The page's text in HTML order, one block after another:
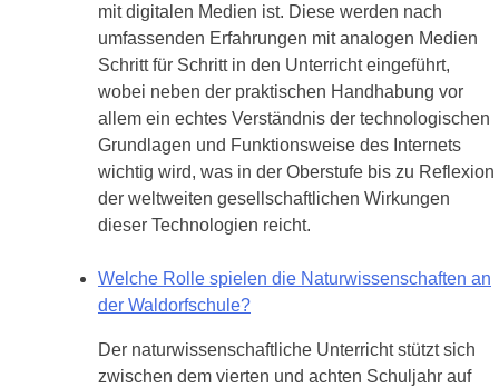
mit digitalen Medien ist. Diese werden nach
umfassenden Erfahrungen mit analogen Medien
Schritt für Schritt in den Unterricht eingeführt,
wobei neben der praktischen Handhabung vor
allem ein echtes Verständnis der technologischen
Grundlagen und Funktionsweise des Internets
wichtig wird, was in der Oberstufe bis zu Reflexion
der weltweiten gesellschaftlichen Wirkungen
dieser Technologien reicht.
Welche Rolle spielen die Naturwissenschaften an
der Waldorfschule?
Der naturwissenschaftliche Unterricht stützt sich
zwischen dem vierten und achten Schuljahr auf